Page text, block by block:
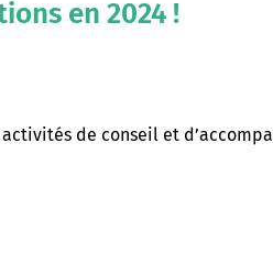
en 2024 !
de conseil et